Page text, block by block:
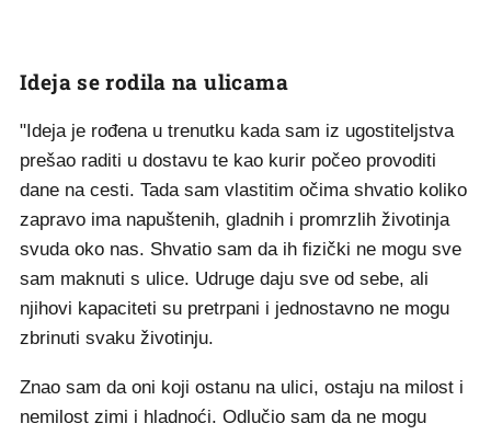
Ideja se rodila na ulicama
"Ideja je rođena u trenutku kada sam iz ugostiteljstva
prešao raditi u dostavu te kao kurir počeo provoditi
dane na cesti. Tada sam vlastitim očima shvatio koliko
zapravo ima napuštenih, gladnih i promrzlih životinja
svuda oko nas. Shvatio sam da ih fizički ne mogu sve
sam maknuti s ulice. Udruge daju sve od sebe, ali
njihovi kapaciteti su pretrpani i jednostavno ne mogu
zbrinuti svaku životinju.
Znao sam da oni koji ostanu na ulici, ostaju na milost i
nemilost zimi i hladnoći. Odlučio sam da ne mogu